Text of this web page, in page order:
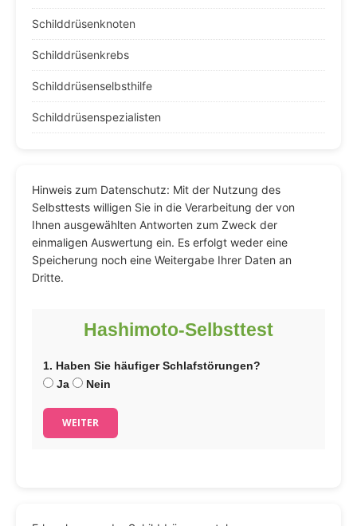
Schilddrüsenknoten
Schilddrüsenkrebs
Schilddrüsenselbsthilfe
Schilddrüsenspezialisten
Hinweis zum Datenschutz: Mit der Nutzung des
Selbsttests willigen Sie in die Verarbeitung der von
Ihnen ausgewählten Antworten zum Zweck der
einmaligen Auswertung ein. Es erfolgt weder eine
Speicherung noch eine Weitergabe Ihrer Daten an
Dritte.
Hashimoto-Selbsttest
1. Haben Sie häufiger Schlafstörungen?
Ja
Nein
WEITER